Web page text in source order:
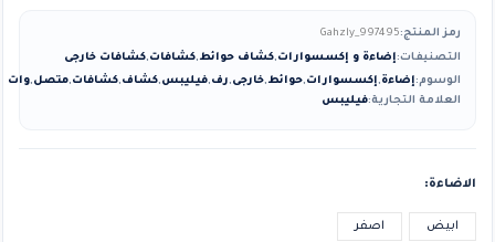
رمز المنتج:Gahzly_997495
التصنيفات:إضاءة و إكسسوارات,كشاف حوائط,كشافات,كشافات خارجى
الوسوم:إضاءة,إكسسوارات,حوائط,خارجى,رف,فيليبس,كشاف,كشافات,متصل,وات
العلامة التجارية:فيليبس
الاضاءة
ابيض اصفر